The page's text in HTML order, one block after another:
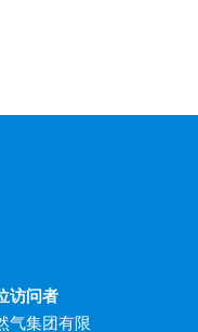
访问者
气集团有限